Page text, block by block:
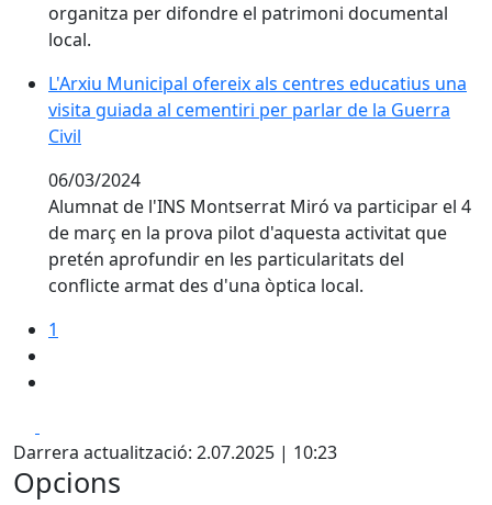
organitza per difondre el patrimoni documental
local.
L'Arxiu Municipal ofereix als centres educatius una
visita guiada al cementiri per parlar de la Guerra
Civil
06/03/2024
Alumnat de l'INS Montserrat Miró va participar el 4
de març en la prova pilot d'aquesta activitat que
pretén aprofundir en les particularitats del
conflicte armat des d'una òptica local.
1
Darrera actualització: 2.07.2025 | 10:23
Opcions